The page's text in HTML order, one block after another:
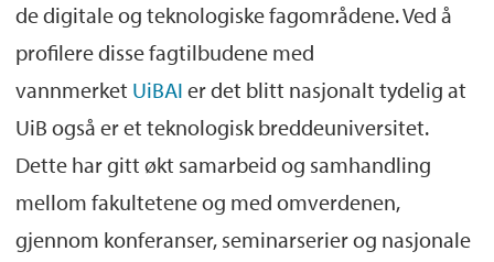
de digitale og teknologiske fagområdene. Ved å
profilere disse fagtilbudene med
vannmerket UiBAI er det blitt nasjonalt tydelig at
UiB også er et teknologisk breddeuniversitet.
Dette har gitt økt samarbeid og samhandling
mellom fakultetene og med omverdenen,
gjennom konferanser, seminarserier og nasjonale